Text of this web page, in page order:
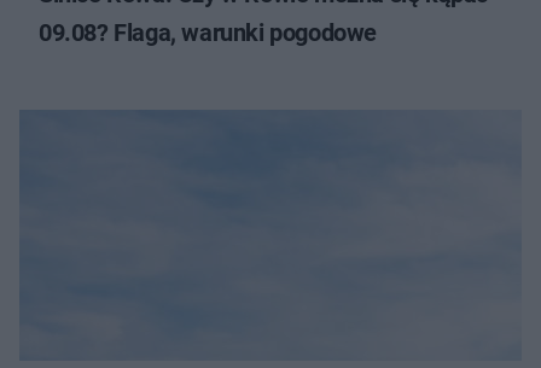
09.08? Flaga, warunki pogodowe